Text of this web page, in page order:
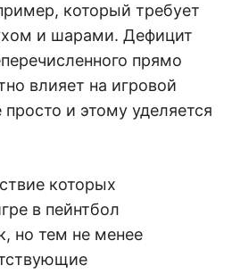
который требует
и шарами. Дефицит
прямо
влияет на игровой
и этому уделяется
которых
в пейнтбол
но тем не менее